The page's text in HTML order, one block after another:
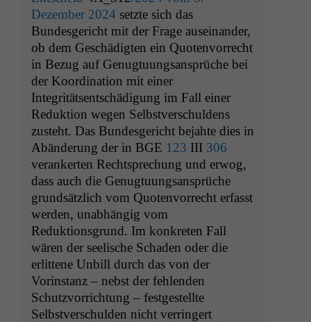
Dezember 2024 setzte sich das
Bundesgericht mit der Frage auseinander,
ob dem Geschädigten ein Quotenvorrecht
in Bezug auf Genugtuungsansprüche bei
der Koordination mit einer
Integritätsentschädigung im Fall einer
Reduktion wegen Selbstverschuldens
zusteht. Das Bundesgericht bejahte dies in
Abänderung der in BGE 123 III 306
verankerten Rechtsprechung und erwog,
dass auch die Genugtuungsansprüche
grundsätzlich vom Quotenvorrecht erfasst
werden, unabhängig vom
Reduktionsgrund. Im konkreten Fall
wären der seelische Schaden oder die
erlittene Unbill durch das von der
Vorinstanz – nebst der fehlenden
Schutzvorrichtung – festgestellte
Selbstverschulden nicht verringert